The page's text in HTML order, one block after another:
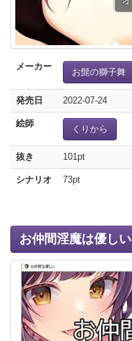
メーカー
お髭の獅子舞
発売日 2022-07-24
絵師
くりから
抜き 101pt
シナリオ 73pt
お仲間淫魔は優しい